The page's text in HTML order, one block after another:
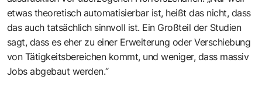
etwas theoretisch automatisierbar ist, heißt das nicht, dass
das auch tatsächlich sinnvoll ist. Ein Großteil der Studien
sagt, dass es eher zu einer Erweiterung oder Verschiebung
von Tätigkeitsbereichen kommt, und weniger, dass massiv
Jobs abgebaut werden.“